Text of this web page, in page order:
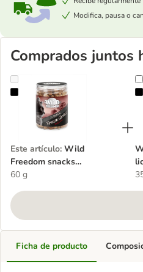
Modifica, pausa o
Comprados juntos
Wild Freedom snacks liofilizados
Este artículo: Wild
Freedom snacks
liofilizados de hígado de
60 g
Ficha de producto